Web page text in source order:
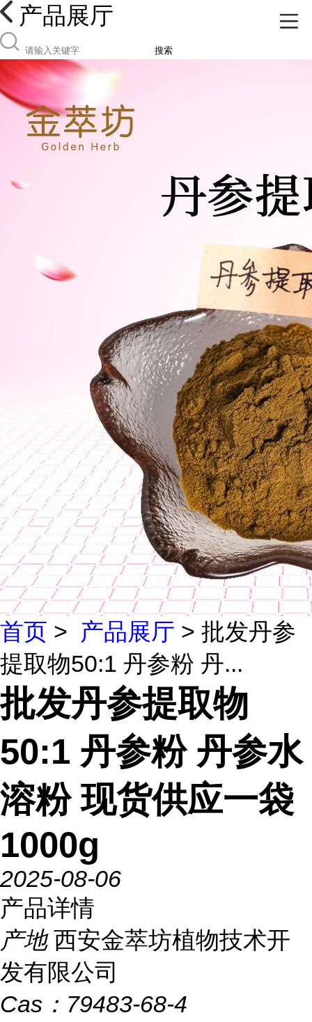
产品展厅
搜索
首页 > 产品展厅 > 批发丹参
提取物50:1 丹参粉 丹...
批发丹参提取物
50:1 丹参粉 丹参水
溶粉 现货供应一袋
1000g
2025-08-06
产品详情
产地 西安金萃坊植物技术开
发有限公司
Cas： 79483-68-4